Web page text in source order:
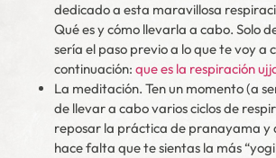
dedicado a esta maravillosa
Qué es y cómo llevarla a cabo. Solo
sería el paso previo a lo que te voy a
continuación: que es la respiración
La meditación. Ten un momento (a
de llevar a cabo varios ciclos de
reposar la práctica de pranayama y
hace falta que te sientas la más